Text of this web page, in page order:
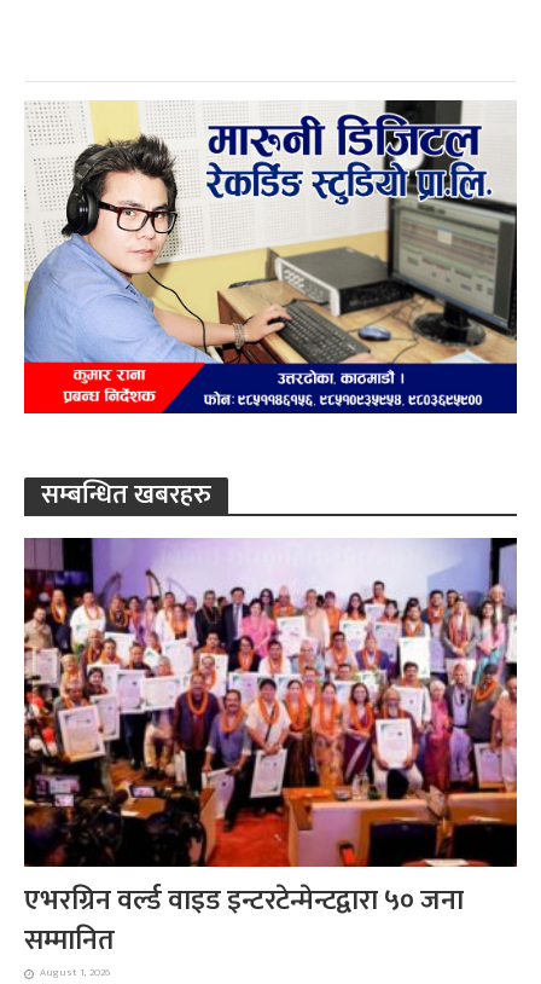
सम्बन्धित खबरहरु
एभरग्रिन वर्ल्ड वाइड इन्टरटेन्मेन्टद्वारा ५० जना
सम्मानित
August 1, 2026